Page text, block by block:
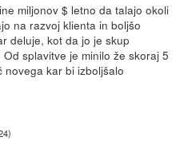
miljonov $ letno da talajo okoli
na razvoj klienta in boljšo
deluje, kot da jo je skup
splavitve je minilo že skoraj 5
novega kar bi izboljšalo
)